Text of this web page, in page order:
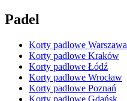
Padel
Korty padlowe Warszawa
Korty padlowe Kraków
Korty padlowe Łódź
Korty padlowe Wrocław
Korty padlowe Poznań